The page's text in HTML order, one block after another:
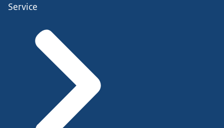
Service